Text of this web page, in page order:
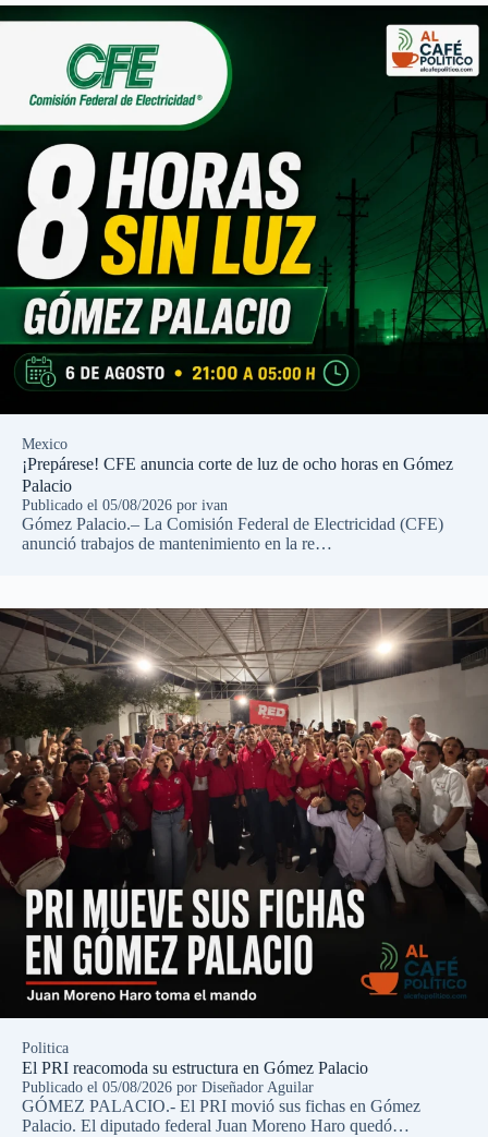
Mexico
¡Prepárese! CFE anuncia corte de luz de ocho horas en Gómez
Palacio
Publicado el 05/08/2026 por ivan
Gómez Palacio.– La Comisión Federal de Electricidad (CFE)
anunció trabajos de mantenimiento en la re…
Politica
El PRI reacomoda su estructura en Gómez Palacio
Publicado el 05/08/2026 por Diseñador Aguilar
GÓMEZ PALACIO.- El PRI movió sus fichas en Gómez
Palacio. El diputado federal Juan Moreno Haro quedó…